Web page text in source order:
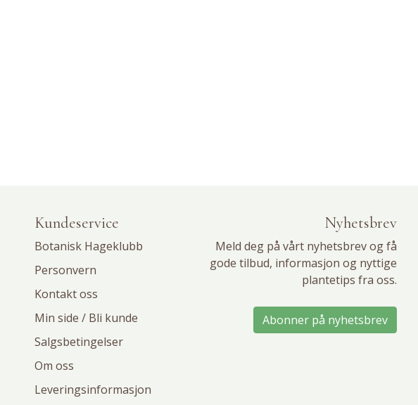
Kundeservice
Botanisk Hageklubb
Personvern
Kontakt oss
Min side / Bli kunde
Salgsbetingelser
Om oss
Leveringsinformasjon
Nyhetsbrev
Meld deg på vårt nyhetsbrev og få
gode tilbud, informasjon og nyttige
plantetips fra oss.
Abonner på nyhetsbrev